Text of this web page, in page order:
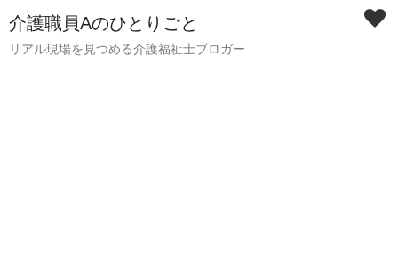
介護職員Aのひとりごと
リアル現場を見つめる介護福祉士ブロガー